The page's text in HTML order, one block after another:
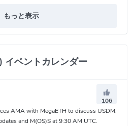
もっと表示
イベントカレンダー
106
AMA with MegaETH to discuss USDM,
and M(OS)S at 9:30 AM UTC.